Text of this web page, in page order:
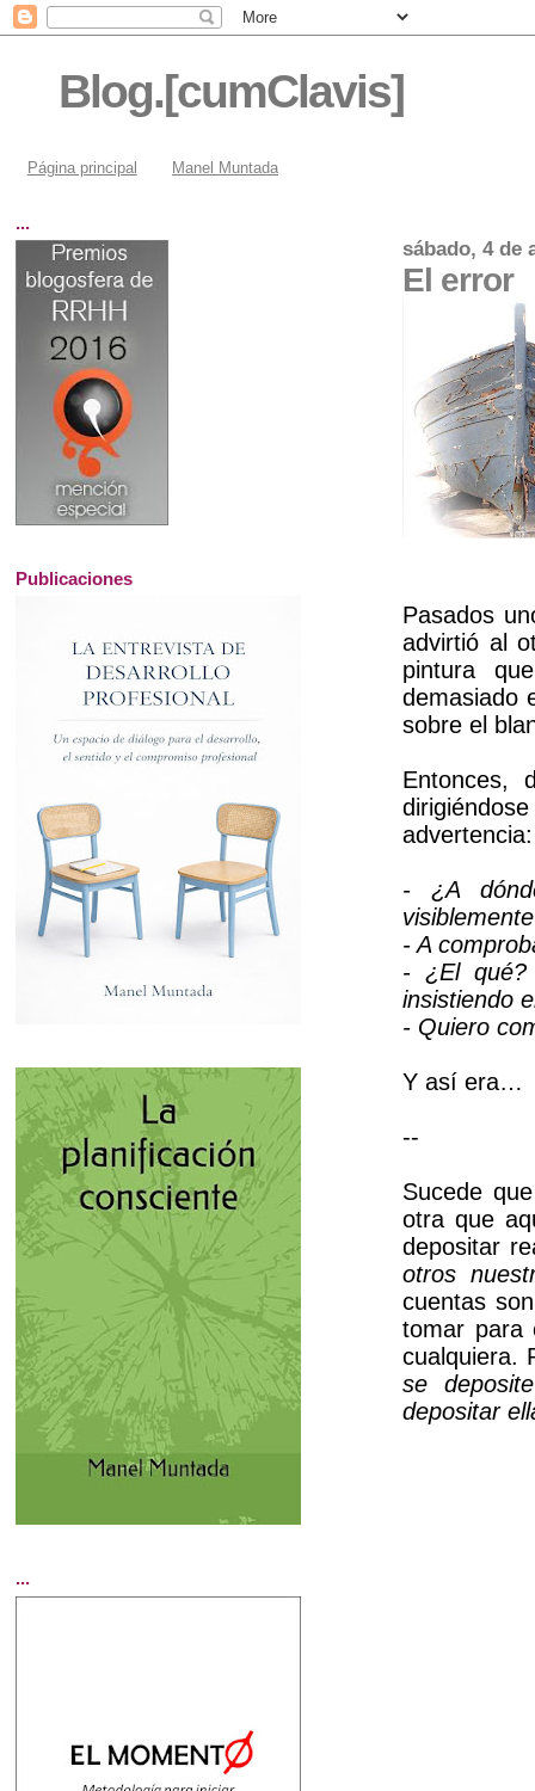
Blog.[cumClavis]
Página principal Manel Muntada
sábado, 4 de
El error
Pasados
advirtió al
pintura
demasiado
sobre el
Entonces,
advertencia:
- ¿A
- A
- ¿El qué?
insistiendo
- Quiero
Y así era…
--
Sucede
otra que
depositar
otros
cuentas
tomar para
cualquiera.
se
depositar
...
Publicaciones
...